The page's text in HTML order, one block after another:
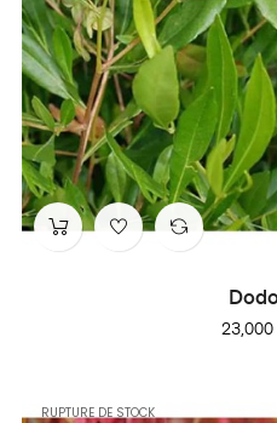
Prix
23,000
RUPTURE DE STOCK